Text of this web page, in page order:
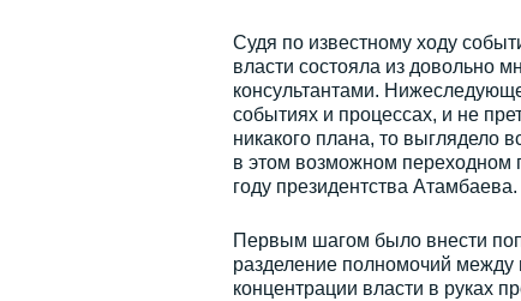
Судя по известному ходу
власти состояла из довольно
консультантами.
событиях и процессах, и не
никакого плана, то выглядело
в этом возможном переходном
году президентства Атамбаева.
Первым шагом было внести
разделение полномочий между
концентрации власти в руках